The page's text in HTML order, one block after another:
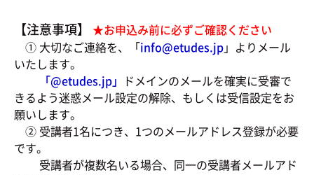
【注意事項】
★お申込み前に必ずご確認ください
① 大切なご連絡を、「info@etudes.jp」よりメール
いたします。
「@etudes.jp」 ドメインのメールを確実に受審で
きるよう迷惑メール設定の解除、もしくは受信設定をお
願いします。
② 受講者1名につき、1つのメールアドレス登録が必要
です。
受講者が複数名いる場合、同一の受講者メールアド